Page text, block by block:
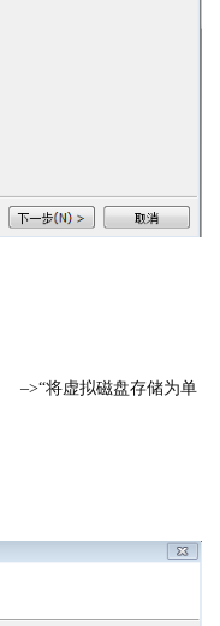
–>“将虚拟磁盘存储为单